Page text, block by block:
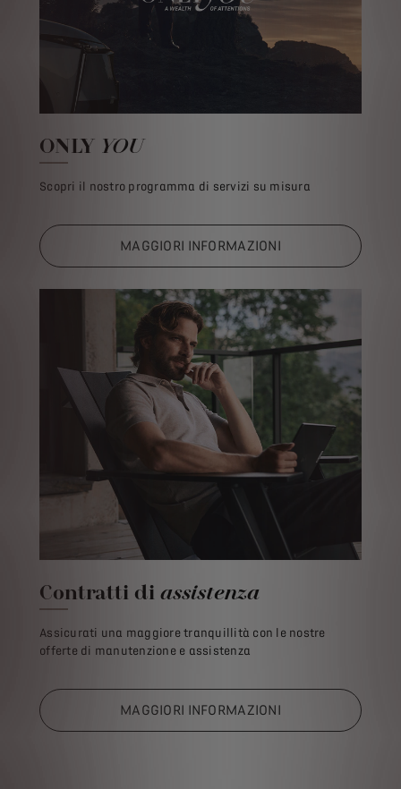
ONLY YOU
Scopri il nostro programma di servizi su misura
MAGGIORI INFORMAZIONI
Contratti di assistenza
Assicurati una maggiore tranquillità con le nostre
offerte di manutenzione e assistenza
MAGGIORI INFORMAZIONI